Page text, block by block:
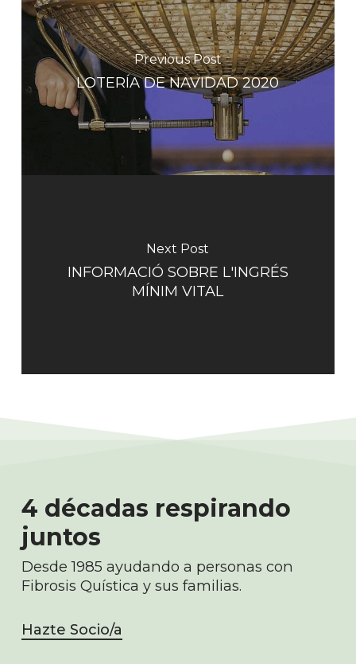
Previous Post
LOTERÍA DE NAVIDAD 2020
Next Post
INFORMACIÓ SOBRE L'INGRÉS
MÍNIM VITAL
4 décadas respirando
juntos
Desde 1985 ayudando a personas con
Fibrosis Quística y sus familias.
Hazte Socio/a